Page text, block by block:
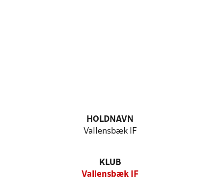
HOLDNAVN
Vallensbæk IF
KLUB
Vallensbæk IF